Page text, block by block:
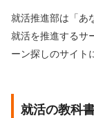
就活推進部は「あ
就活を推進するサ
ーン探しのサイト
就活の教科